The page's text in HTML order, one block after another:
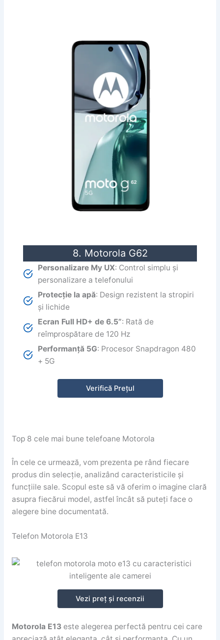
8. Motorola G62
Personalizare My UX: Control simplu și
personalizare a telefonului
Protecție la apă: Design rezistent la stropiri
și lichide
Ecran Full HD+ de 6.5”: Rată de
reîmprospătare de 120 Hz
Performanță 5G: Procesor Snapdragon 480
+ 5G
Verifică Prețul
Top 8 cele mai bune telefoane Motorola
În cele ce urmează, vom prezenta pe rând fiecare
produs din selecție, analizând caracteristicile și
funcțiile sale. Scopul este să vă oferim o imagine clară
asupra fiecărui model, astfel încât să puteți face o
alegere bine documentată.
Telefon Motorola E13
Vezi preț și recenzii
Motorola E13 este alegerea perfectă pentru cei care